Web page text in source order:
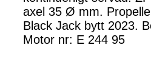
axel 35 Ø mm.
Black Jack bytt 2023.
Motor nr: E 244 95